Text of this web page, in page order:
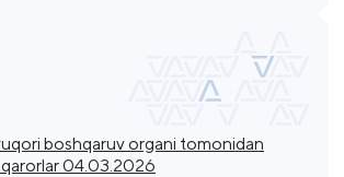
boshqaruv organi tomonidan
04.03.2026